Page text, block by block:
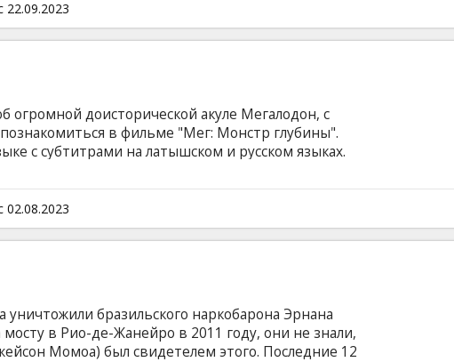
спасти мир и восстановить репутацию
языке с субтитрами на латышском и
22.09.2023
огромной доисторической акуле Мегалодон, с
в фильме "Мег: Монстр глубины".
с субтитрами на латышском и русском языках.
02.08.2023
уничтожили бразильского наркобарона Эрнана
в Рио-де-Жанейро в 2011 году, они не знали,
Момоа) был свидетелем этого. Последние 12